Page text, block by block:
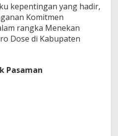
kepentingan yang hadir,
Komitmen
rangka Menekan
Dose di Kabupaten
Pasaman